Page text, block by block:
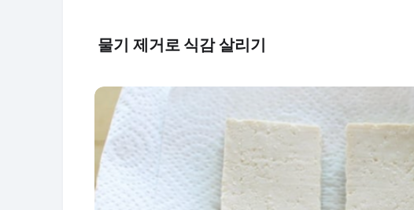
물기 제거로 식감 살리기